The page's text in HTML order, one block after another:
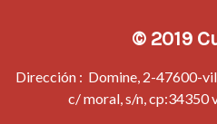
© 2019
Dirección : Domine, 2-47600-
c/ moral, s/n, cp:34350